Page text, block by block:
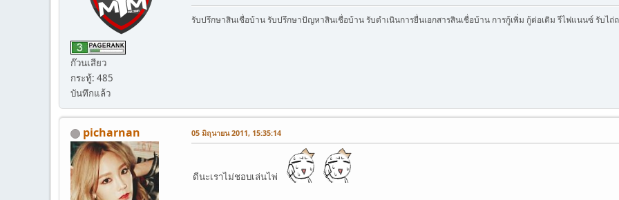
ก๊วนเสียว
กระทู้: 485
บันทึกแล้ว
รับปรึกษาสินเชื่อบ้าน รับปรึกษาปัญหาสินเชื่อบ้าน รับดำเนินการยื่นเอกสารสินเชื่อบ้าน การกู้เพิ่ม กู้ต่อเติม รีไฟแนนซ์ รับไ
picharnan 05 มิถุนายน 2011, 15:35:14
ดีนะเราไม่ชอบเล่นไพ่